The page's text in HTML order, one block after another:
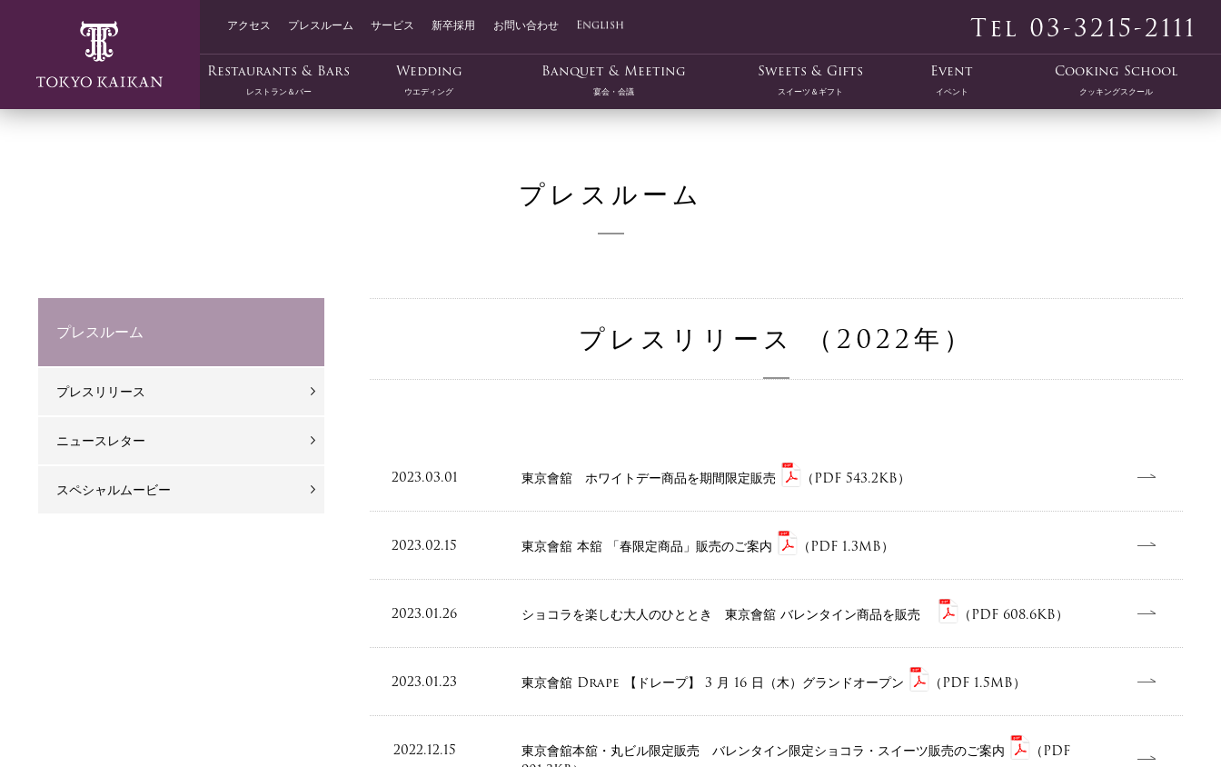
アクセス プレスルーム サービス 新卒採用 お問い合わせ English Tel 03-3215-2111
Restaurants & Bars
レストラン＆バー
Wedding
ウエディング
Banquet & Meeting
宴会・会議
Sweets & Gifts
スイーツ＆ギフト
Event
イベント
Cooking School
クッキングスクール
プレスルーム
プレスルーム
プレスリリース
ニュースレター
スペシャルムービー
プレスリリース （2022年）
2023.03.01 東京會舘 ホワイトデー商品を期間限定販売 （PDF 543.2KB）
2023.02.15 東京會舘 本舘 「春限定商品」販売のご案内 （PDF 1.3MB）
2023.01.26 ショコラを楽しむ大人のひととき 東京會舘 バレンタイン商品を販売 （PDF 608.6KB）
2023.01.23 東京會舘 Drape 【ドレープ】 3 月 16 日（木）グランドオープン （PDF 1.5MB）
2022.12.15 東京會舘本舘・丸ビル限定販売 バレンタイン限定ショコラ・スイーツ販売のご案内
（PDF